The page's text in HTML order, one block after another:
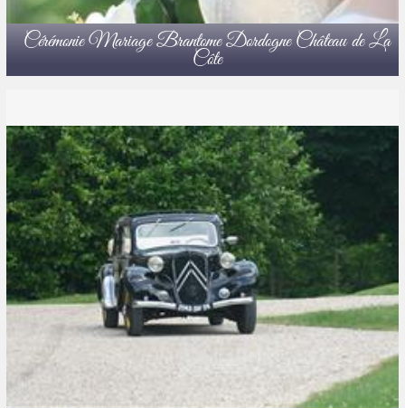
Cérémonie Mariage Brantome Dordogne Château de La
Côte